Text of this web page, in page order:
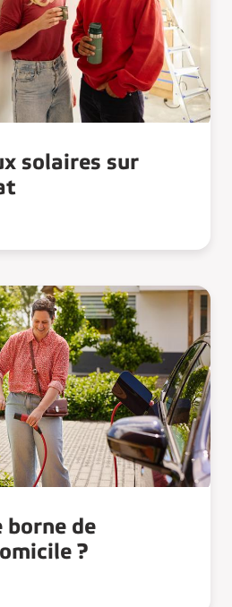
solaires sur
borne de
?